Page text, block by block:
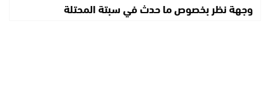
وجهة نظر بخصوص ما حدث في سبتة المحتلة